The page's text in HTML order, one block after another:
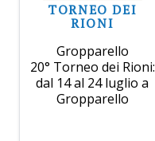
TORNEO DEI
RIONI
Gropparello
20° Torneo dei Rioni:
dal 14 al 24 luglio a
Gropparello